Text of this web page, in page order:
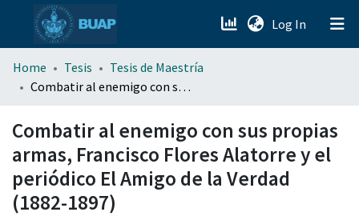
Log In (current)
menu.section.about_menu
Home Tesis
Tesis de Maestría
Combatir al enemigo con sus propias armas, Francisco Flores Alatorre y el periódico El Amigo de la Verdad (1882-1897)
Combatir al enemigo con sus propias
armas, Francisco Flores Alatorre y el
periódico El Amigo de la Verdad
(1882-1897)